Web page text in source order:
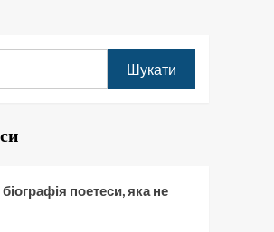
поетеси, яка не